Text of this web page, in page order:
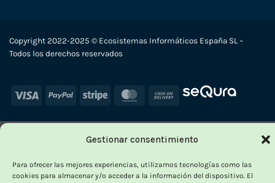
Gestionar consentimiento
Para ofrecer las mejores experiencias, utilizamos tecnologías como las
cookies para almacenar y/o acceder a la información del dispositivo. El
Copyright 2022-2025 © Ecosistemas Informáticos España SL –
Todos los derechos reservados
Visa PayPal Stripe MasterCard
Cash
Delivery